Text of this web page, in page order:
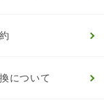
について